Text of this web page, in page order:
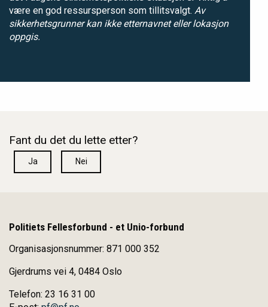
være en god ressursperson som tillitsvalgt. Av
sikkerhetsgrunner kan ikke etternavnet eller lokasjon
oppgis.
Fant du det du lette etter?
Ja Nei
Politiets Fellesforbund - et Unio-forbund
Organisasjonsnummer: 871 000 352
Gjerdrums vei 4, 0484 Oslo
Telefon: 23 16 31 00